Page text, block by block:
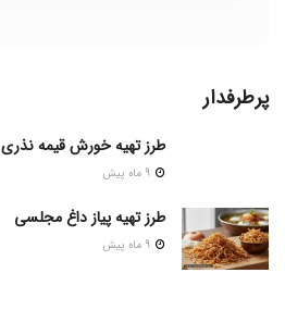
پرطرفدار
طرز تهیه خورش قیمه نذری
طرز تهیه پیاز داغ مجلسی